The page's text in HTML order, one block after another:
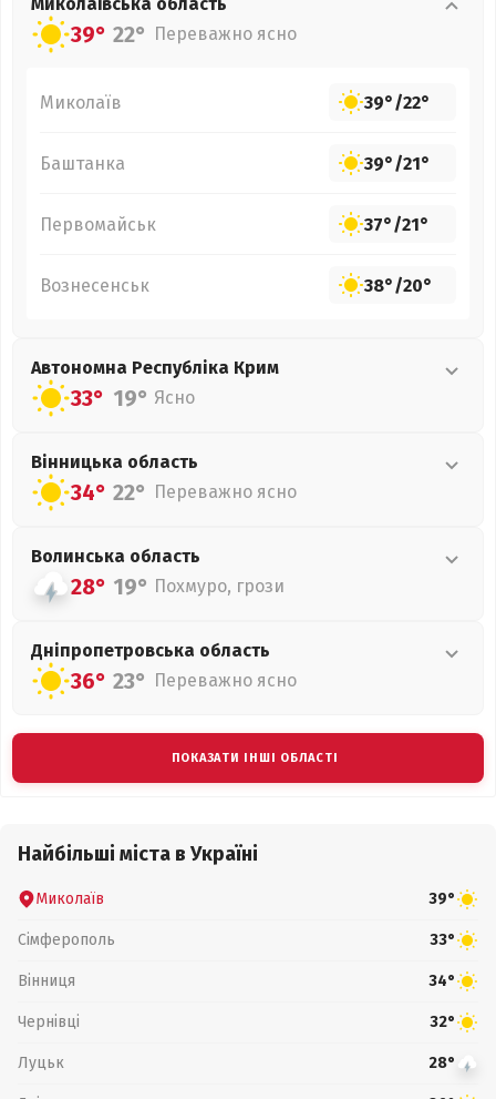
39° 22° Переважно ясно
Миколаїв 39°/22°
Баштанка 39°/21°
Первомайськ 37°/21°
Вознесенськ 38°/20°
Автономна Республіка Крим
33° 19° Ясно
Вінницька область
34° 22° Переважно ясно
Волинська область
28° 19° Похмуро, грози
Дніпропетровська область
36° 23° Переважно ясно
ПОКАЗАТИ ІНШІ ОБЛАСТІ
Найбільші міста в Україні
Миколаїв 39°
Сімферополь 33°
Вінниця 34°
Чернівці 32°
Луцьк 28°